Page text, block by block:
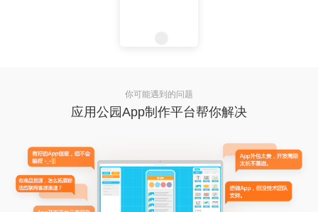
你可能遇到的问题
应用公园App制作平台帮你解决